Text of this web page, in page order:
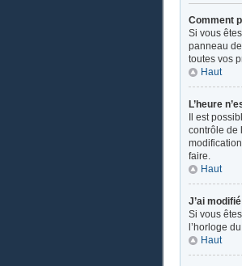
Comment
Si vous
panneau
toutes vos
Haut
L’heure
Il est
contrôle de
faire.
Haut
J’ai
Si vous
l’horloge
Haut